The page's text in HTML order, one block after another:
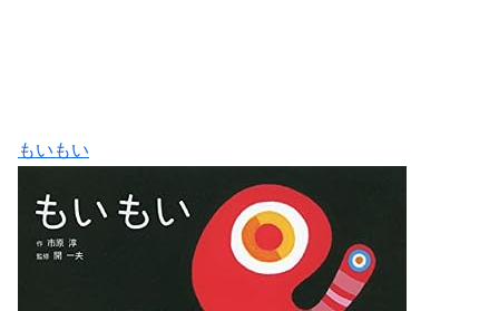
もいもい